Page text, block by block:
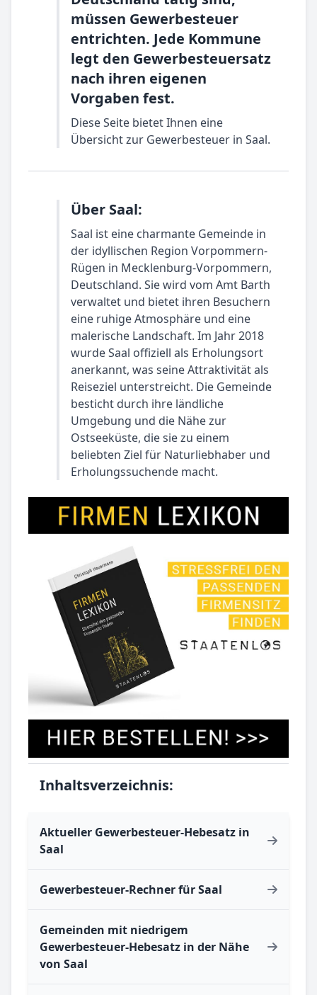
müssen Gewerbesteuer
entrichten. Jede Kommune
legt den Gewerbesteuersatz
nach ihren eigenen
Vorgaben fest.
Diese Seite bietet Ihnen eine
Übersicht zur Gewerbesteuer in Saal.
Über Saal:
Saal ist eine charmante Gemeinde in
der idyllischen Region Vorpommern-
Rügen in Mecklenburg-Vorpommern,
Deutschland. Sie wird vom Amt Barth
verwaltet und bietet ihren Besuchern
eine ruhige Atmosphäre und eine
malerische Landschaft. Im Jahr 2018
wurde Saal offiziell als Erholungsort
anerkannt, was seine Attraktivität als
Reiseziel unterstreicht. Die Gemeinde
besticht durch ihre ländliche
Umgebung und die Nähe zur
Ostseeküste, die sie zu einem
beliebten Ziel für Naturliebhaber und
Erholungssuchende macht.
Inhaltsverzeichnis:
Aktueller Gewerbesteuer-Hebesatz in
Saal
Gewerbesteuer-Rechner für Saal
Gemeinden mit niedrigem
Gewerbesteuer-Hebesatz in der Nähe
von Saal